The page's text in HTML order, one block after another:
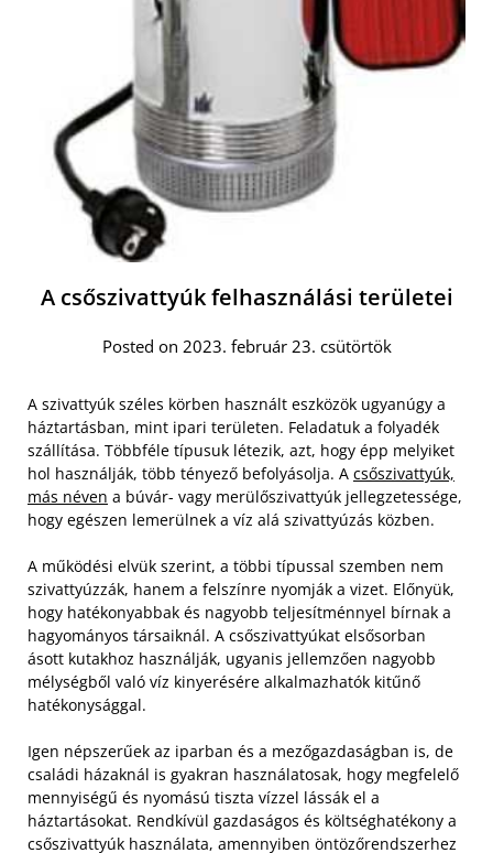
A csőszivattyúk felhasználási területei
Posted on 2023. február 23. csütörtök
A szivattyúk széles körben használt eszközök ugyanúgy a
háztartásban, mint ipari területen. Feladatuk a folyadék
szállítása. Többféle típusuk létezik, azt, hogy épp melyiket
hol használják, több tényező befolyásolja. A csőszivattyúk,
más néven a búvár- vagy merülőszivattyúk jellegzetessége,
hogy egészen lemerülnek a víz alá szivattyúzás közben.
A működési elvük szerint, a többi típussal szemben nem
szivattyúzzák, hanem a felszínre nyomják a vizet. Előnyük,
hogy hatékonyabbak és nagyobb teljesítménnyel bírnak a
hagyományos társaiknál. A csőszivattyúkat elsősorban
ásott kutakhoz használják, ugyanis jellemzően nagyobb
mélységből való víz kinyerésére alkalmazhatók kitűnő
hatékonysággal.
Igen népszerűek az iparban és a mezőgazdaságban is, de
családi házaknál is gyakran használatosak, hogy megfelelő
mennyiségű és nyomású tiszta vízzel lássák el a
háztartásokat. Rendkívül gazdaságos és költséghatékony a
csőszivattyúk használata, amennyiben öntözőrendszerhez